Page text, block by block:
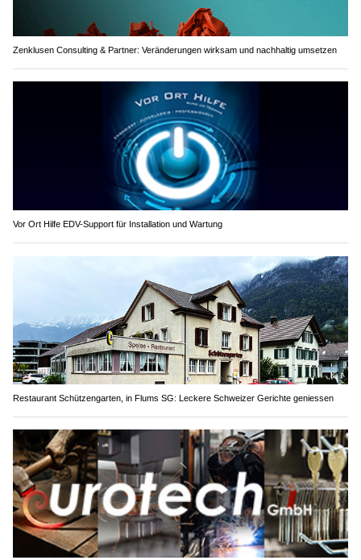
Zenklusen Consulting & Partner: Veränderungen wirksam und nachhaltig umsetzen
Vor Ort Hilfe EDV-Support für Installation und Wartung
Restaurant Schützengarten, in Flums SG: Leckere Schweizer Gerichte geniessen